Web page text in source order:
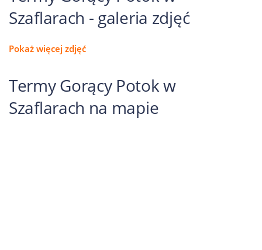
Szaflarach - galeria zdjęć
Pokaż więcej zdjęć
Termy Gorący Potok w
Szaflarach na mapie